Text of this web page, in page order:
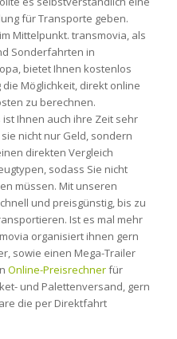
für Transporte geben.
Mittelpunkt. transmovia, als
Sonderfahrten in
bietet Ihnen kostenlos
Möglichkeit, direkt online
zu berechnen.
Ihnen auch ihre Zeit sehr
nicht nur Geld, sondern
direkten Vergleich
sodass Sie nicht
müssen. Mit unseren
und preisgünstig, bis zu
Ist es mal mehr
organisiert ihnen gern
sowie einen Mega-Trailer
Online-Preisrechnerfür
und Palettenversand, gern
die per Direktfahrt